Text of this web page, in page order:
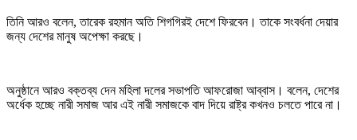
তিনি আরও বলেন, তারেক রহমান অতি শিগগিরই দেশে ফিরবেন। তাকে সংবর্ধনা দেয়ার
জন্য দেশের মানুষ অপেক্ষা করছে।
অনুষ্ঠানে আরও বক্তব্য দেন মহিলা দলের সভাপতি আফরোজা আব্বাস। বলেন, দেশের
অর্ধেক হচ্ছে নারী সমাজ আর এই নারী সমাজকে বাদ দিয়ে রাষ্ট্র কখনও চলতে পারে না।